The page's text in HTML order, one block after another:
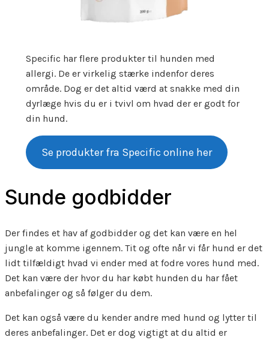
Specific har flere produkter til hunden med
allergi. De er virkelig stærke indenfor deres
område. Dog er det altid værd at snakke med din
dyrlæge hvis du er i tvivl om hvad der er godt for
din hund.
Se produkter fra Specific online her
Sunde godbidder
Der findes et hav af godbidder og det kan være en hel
jungle at komme igennem. Tit og ofte når vi får hund er det
lidt tilfældigt hvad vi ender med at fodre vores hund med.
Det kan være der hvor du har købt hunden du har fået
anbefalinger og så følger du dem.
Det kan også være du kender andre med hund og lytter til
deres anbefalinger. Det er dog vigtigt at du altid er